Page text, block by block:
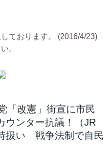
ております。 (2016/4/23)
。
「改憲」街宣に市民
ウンター抗議！（JR
扱い 戦争法制で自民